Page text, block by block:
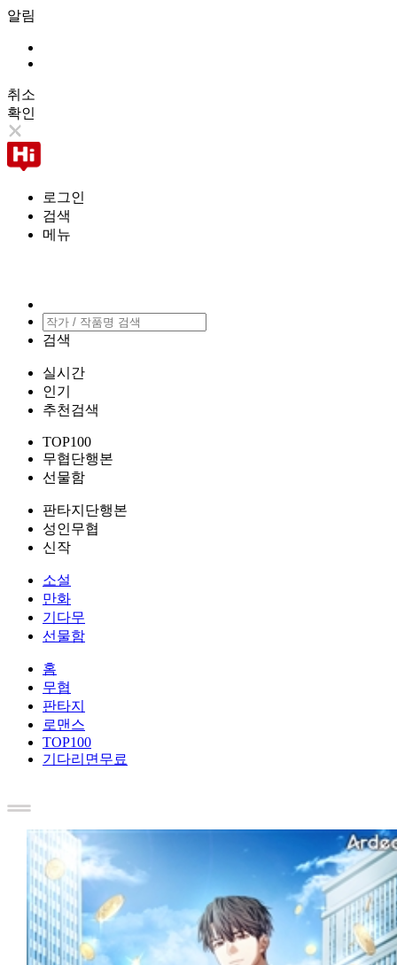
알림
취소
확인
로그인
검색
메뉴
검색
실시간
인기
추천검색
TOP100
무협단행본
선물함
판타지단행본
성인무협
신작
소설
만화
기다무
선물함
홈
무협
판타지
로맨스
TOP100
기다리면무료